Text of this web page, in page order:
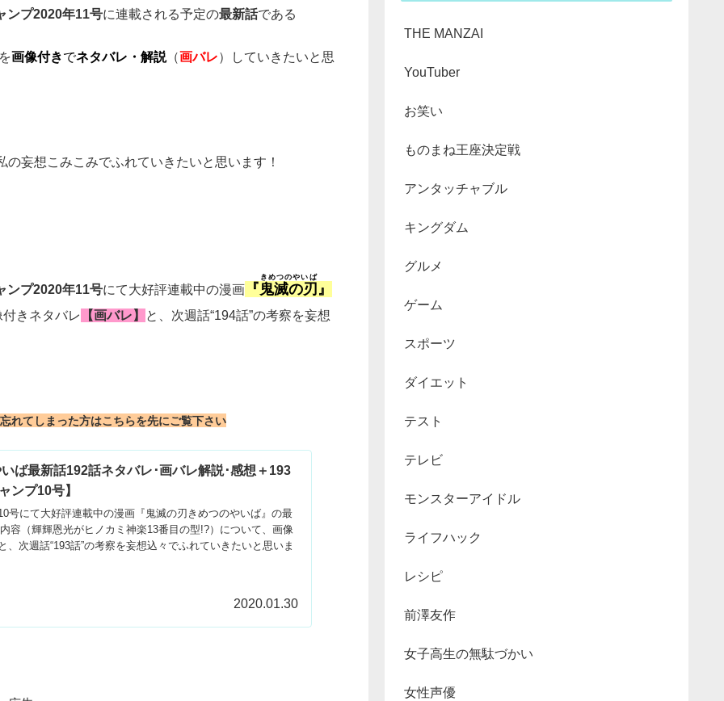
ンプ2020年11号に連載される予定の最新話である
画像付きでネタバレ・解説（画バレ）していきたいと思
の妄想こみこみでふれていきたいと思います！
ンプ2020年11号にて大好評連載中の漫画 『鬼滅の刃
きめつのやいば
』
きネタバレ 【画バレ】 と、次週話“194話”の考察を妄想
れてしまった方はこちらを先にご覧下さい
ば最新話192話ネタバレ･画バレ解説･感想＋193
ンプ10号】
号にて大好評連載中の漫画『鬼滅の刃きめつのやいば』の最
容（輝輝恩光がヒノカミ神楽13番目の型!?）について、画像
、次週話“193話”の考察を妄想込々でふれていきたいと思いま
2020.01.30
THE MANZAI
YouTuber
お笑い
ものまね王座決定戦
アンタッチャブル
キングダム
グルメ
ゲーム
スポーツ
ダイエット
テスト
テレビ
モンスターアイドル
ライフハック
レシピ
前澤友作
女子高生の無駄づかい
女性声優